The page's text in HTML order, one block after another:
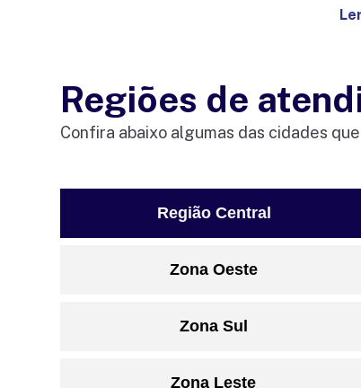
Regiões de
Confira abaixo algumas das cidades
Região Central
Zona Oeste
Zona Sul
Zona Leste